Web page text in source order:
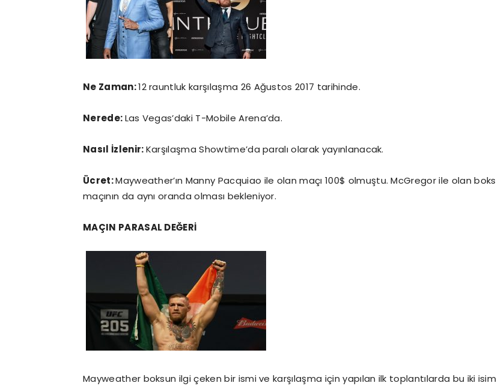
Ne Zaman:12 rauntluk karşılaşma 26 Ağustos 2017 tarihinde.
Nerede:Las Vegas’daki T-Mobile Arena’da.
Nasıl İzlenir:Karşılaşma Showtime’da paralı olarak yayınlanacak.
Ücret:Mayweather’ın Manny Pacquiao ile olan maçı 100$ olmuştu. McGregor ile olan boks
maçının da aynı oranda olması bekleniyor.
MAÇIN PARASAL DEĞERİ
Mayweather boksun ilgi çeken bir ismi ve karşılaşma için yapılan ilk toplantılarda bu iki isim